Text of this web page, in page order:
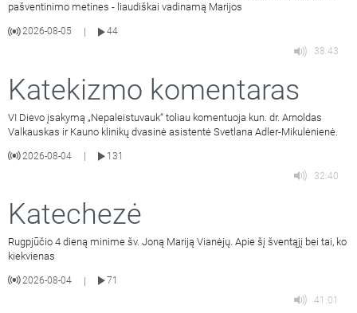
pašventinimo metines - liaudiškai vadinamą Marijos
2026-08-05
44
38:43
Katekizmo komentaras
VI Dievo įsakymą „Nepaleistuvauk“ toliau komentuoja kun. dr. Arnoldas
Valkauskas ir Kauno klinikų dvasinė asistentė Svetlana Adler-Mikulėnienė.
2026-08-04
131
32:40
Katechezė
Rugpjūčio 4 dieną minime šv. Joną Mariją Vianėjų. Apie šį šventąjį bei tai, ko
kiekvienas
2026-08-04 |
71
41:01